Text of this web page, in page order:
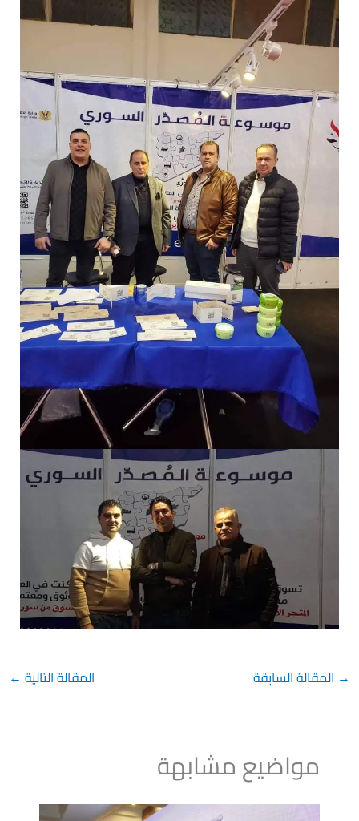
→ المقالة السابقة المقالة التالية ←
مواضيع مشابهة